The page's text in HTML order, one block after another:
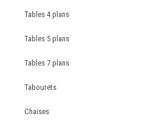
Tables 4 plans
Tables 5 plans
Tables 7 plans
Tabourets
Chaises